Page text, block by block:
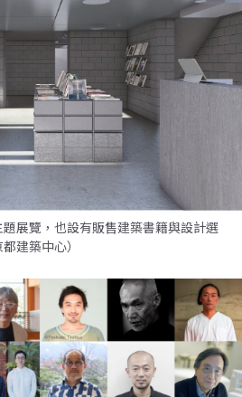
展覽，也設有販售建築書籍與設計選
建築中心）